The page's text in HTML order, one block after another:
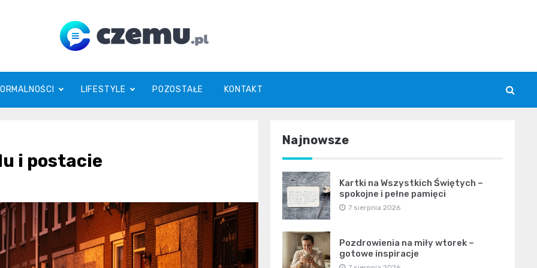
czemu.pl
LIFESTYLE POZOSTAŁE KONTAKT
i postacie
Najnowsze
Kartki na Wszystkich Świętych –
spokojne i pełne pamięci
7 sierpnia 2026
Pozdrowienia na miły wtorek –
gotowe inspiracje